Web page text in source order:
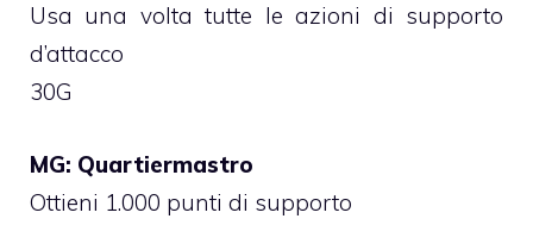
Usa una volta tutte le azioni di supporto
d’attacco
30G
MG: Quartiermastro
Ottieni 1.000 punti di supporto